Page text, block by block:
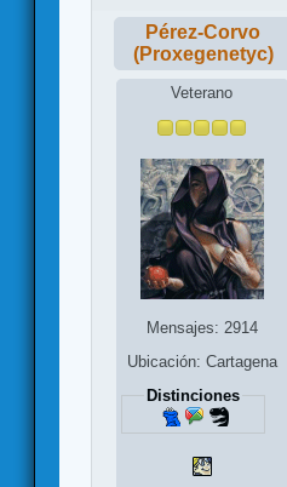
Pérez-Corvo
(Proxegenetyc)
Veterano
Mensajes: 2914
Ubicación: Cartagena
Distinciones